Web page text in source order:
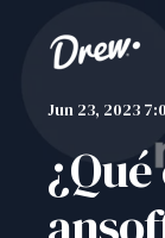
Jun 23, 2023